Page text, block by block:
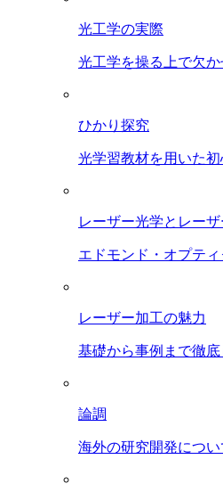
光工学の実際
光工学を操る上で欠
ひかり探究
光学習教材を用いた
レーザー光学とレー
エドモンド・オプテ
レーザー加工の魅力
基礎から事例まで徹
論調
海外の研究開発につい